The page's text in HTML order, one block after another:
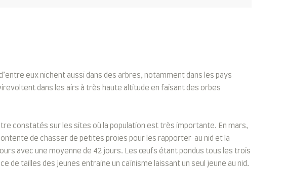
eux nichent aussi dans des arbres, notamment dans les pays
dans les airs à très haute altitude en faisant des orbes
constatés sur les sites où la population est très importante. En mars,
de chasser de petites proies pour les rapporter au nid et la
avec une moyenne de 42 jours. Les œufs étant pondus tous les trois
de tailles des jeunes entraine un caïnisme laissant un seul jeune au nid.